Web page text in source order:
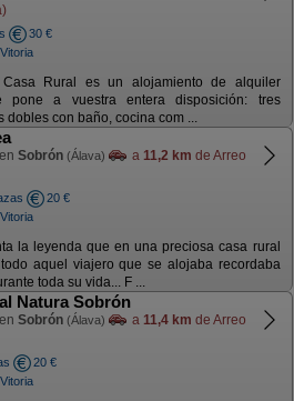
30 €
Casa Rural es un alojamiento de alquiler
pone a vuestra entera disposición: tres
dobles con baño, cocina com ...
Sobrón (Álava) a 11,2 km de Arreo
20 €
la leyenda que en una preciosa casa rural
todo aquel viajero que se alojaba recordaba
toda su vida... F ...
Natura Sobrón
Sobrón (Álava) a 11,4 km de Arreo
20 €